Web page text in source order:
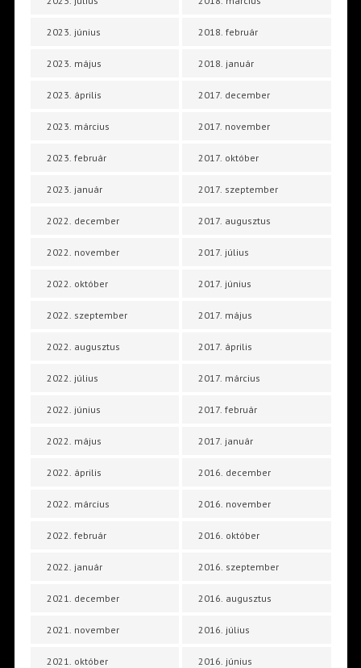
2023. június
2023. május
2023. április
2023. március
2023. február
2023. január
2022. december
2022. november
2022. október
2022. szeptember
2022. augusztus
2022. július
2022. június
2022. május
2022. április
2022. március
2022. február
2022. január
2021. december
2021. november
2021. október
2018. február
2018. január
2017. december
2017. november
2017. október
2017. szeptember
2017. augusztus
2017. július
2017. június
2017. május
2017. április
2017. március
2017. február
2017. január
2016. december
2016. november
2016. október
2016. szeptember
2016. augusztus
2016. július
2016. június